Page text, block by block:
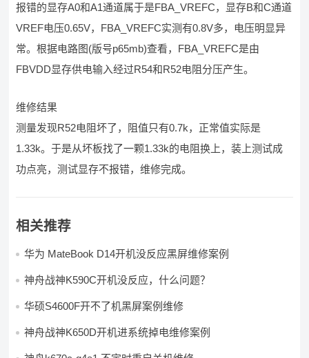
报错的显存A0和A1通道属于是FBA_VREFC，显存B和C通道
VREF电压0.65V，FBA_VREFC实测有0.8V多，电压明显异
常。根据电路图(版号p65mb)查看，FBA_VREFC是由
FBVDD显存供电输入经过R54和R52电阻分压产生。
维修结果
测量发现R52电阻坏了，阻值只有0.7k，正常值实际是
1.33k。于是从坏板找了一颗1.33k的电阻换上，装上测试成
功点亮，测试显存不报错，维修完成。
相关推荐
华为 MateBook D14开机没反应黑屏维修案例
神舟战神K590C开机没反应，什么问题？
华硕S4600F开不了机黑屏案例维修
神舟战神K650D开机进系统掉电维修案例